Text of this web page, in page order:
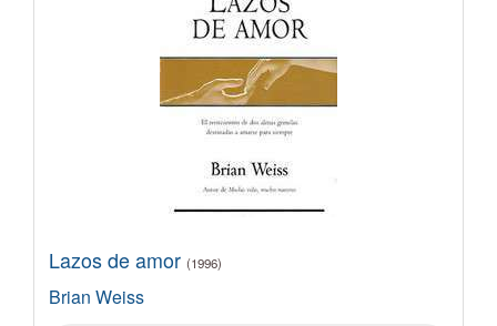
Lazos de amor (1996)
Brian Weiss